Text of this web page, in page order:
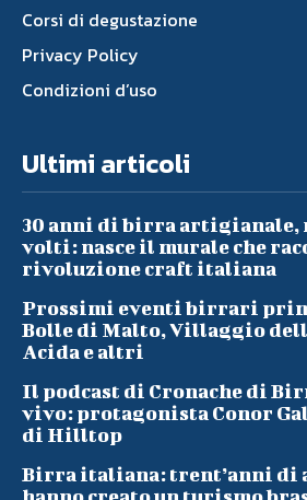
Corsi di degustazione
Privacy Policy
Condizioni d’uso
Ultimi articoli
30 anni di birra
volti: nasce il murale che
rivoluzione craft italiana
Prossimi eventi birrari
Bolle di Malto, Villaggio
Acida e altri
Il podcast di Cronache di
vivo: protagonista Conor
di Hilltop
Birra italiana: trent’anni di